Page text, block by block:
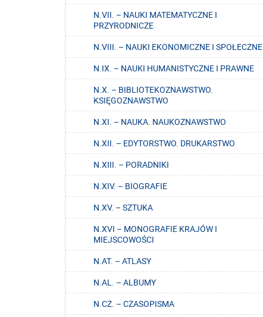
N.VII. – NAUKI MATEMATYCZNE I
PRZYRODNICZE
N.VIII. – NAUKI EKONOMICZNE I SPOŁECZNE
N.IX. – NAUKI HUMANISTYCZNE I PRAWNE
N.X. – BIBLIOTEKOZNAWSTWO.
KSIĘGOZNAWSTWO
N.XI. – NAUKA. NAUKOZNAWSTWO
N.XII. – EDYTORSTWO. DRUKARSTWO
N.XIII. – PORADNIKI
N.XIV. – BIOGRAFIE
N.XV. – SZTUKA
N.XVI – MONOGRAFIE KRAJÓW I
MIEJSCOWOŚCI
N.AT. – ATLASY
N.AL. – ALBUMY
N.CZ. – CZASOPISMA